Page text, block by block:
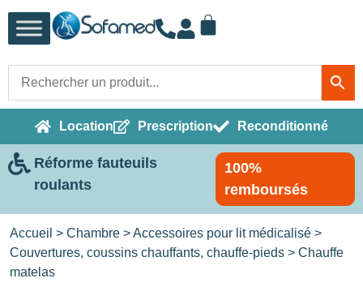
Location Prescription Reconditionné
Réforme fauteuils
roulants
100%
remboursés
Accueil > Chambre >Accessoires pour lit médicalisé >
Couvertures, coussins chauffants, chauffe-pieds > Chauffe
matelas